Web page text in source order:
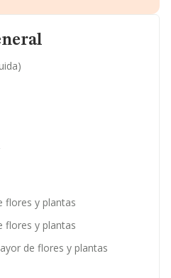
flores y plantas
flores y plantas
de flores y plantas
complementaria.